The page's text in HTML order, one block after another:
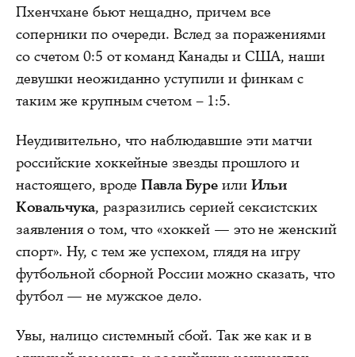
Пхенчхане бьют нещадно, причем все
соперники по очереди. Вслед за поражениями
со счетом 0:5 от команд Канады и США, наши
девушки неожиданно уступили и финкам с
таким же крупным счетом – 1:5.
Неудивительно, что наблюдавшие эти матчи
российские хоккейные звезды прошлого и
настоящего, вродеПавла Буре или Ильи
Ковальчука, разразились серией сексистских
заявления о том, что «хоккей — это не женский
спорт». Ну, с тем же успехом, глядя на игру
футбольной сборной России можно сказать, что
футбол — не мужское дело.
Увы, налицо системный сбой. Так же как и в